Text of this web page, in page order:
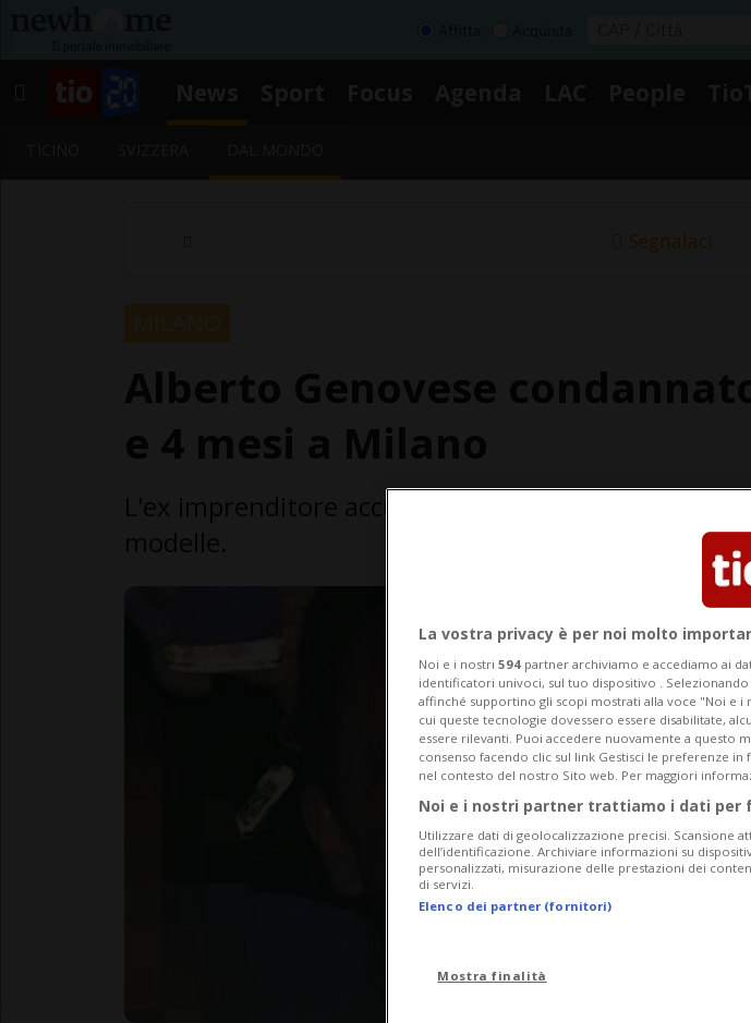
Segnalaci
La vostra privacy è per noi molto
Noi e i nostri 594 partner archiviamo e accediamo ai
identificatori univoci, sul tuo dispositivo .
affinché supportino gli scopi mostrati alla voce "Noi e
cui queste tecnologie dovessero essere disabilitate,
essere rilevanti. Puoi accedere nuovamente a questo
consenso facendo clic sul link Gestisci le preferenze
nel contesto del nostro Sito web. Per maggiori
Noi e i nostri partner trattiamo i dati per
Utilizzare dati di geolocalizzazione precisi. Scansione
dell’identificazione. Archiviare informazioni su
personalizzati, misurazione delle prestazioni dei
di servizi.
Elenco dei partner (fornitori)
Mostra finalità